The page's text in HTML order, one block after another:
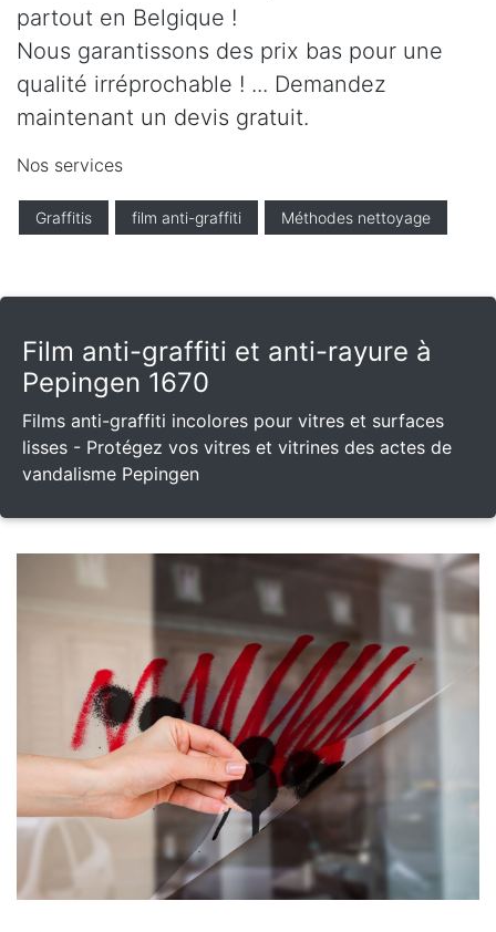
partout en Belgique !
Nous garantissons des prix bas pour une
qualité irréprochable ! ... Demandez
maintenant un devis gratuit.
Nos services
Graffitis film anti-graffiti Méthodes nettoyage
Film anti-graffiti et anti-rayure à
Pepingen 1670
Films anti-graffiti incolores pour vitres et surfaces
lisses - Protégez vos vitres et vitrines des actes de
vandalisme Pepingen